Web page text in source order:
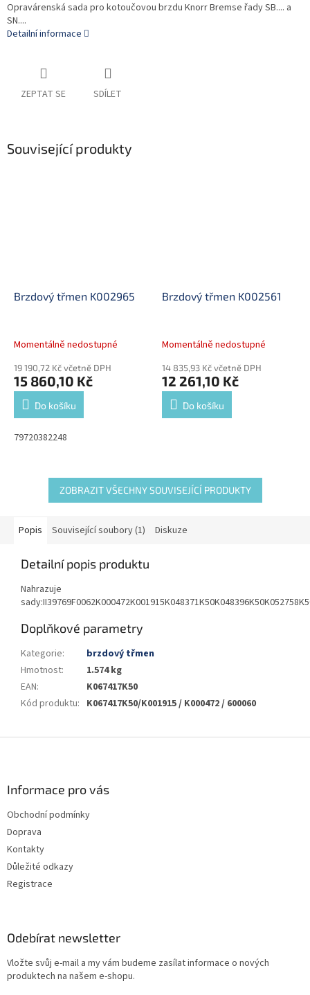
Opravárenská sada pro kotoučovou brzdu Knorr Bremse řady SB.... a
SN....
Detailní informace
ZEPTAT SE SDÍLET
Související produkty
Brzdový třmen K002965
Momentálně nedostupné
19 190,72 Kč včetně DPH
15 860,10 Kč
Do košíku
79720382248
Brzdový třmen K002561
Momentálně nedostupné
14 835,93 Kč včetně DPH
12 261,10 Kč
Do košíku
ZOBRAZIT VŠECHNY SOUVISEJÍCÍ PRODUKTY
Popis Související soubory (1) Diskuze
Detailní popis produktu
Nahrazuje
Doplňkové parametry
Kategorie:
brzdový třmen
Hmotnost:
1.574 kg
EAN:
K067417K50
Kód produktu: K067417K50/K001915 / K000472 / 600060
Informace pro vás
Obchodní podmínky
Doprava
Kontakty
Důležité odkazy
Registrace
Odebírat newsletter
Vložte svůj e-mail a my vám budeme zasílat informace o nových
produktech na našem e-shopu.